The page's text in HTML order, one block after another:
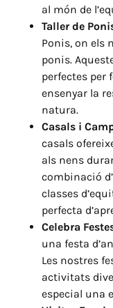
al món de
Taller de
Ponis, on els
ponis.
perfectes per
ensenyar la
natura.
Casals i
casals
als nens
combinació
classes
perfecta
Celebra
una festa
Les nostres
activitats
especial una